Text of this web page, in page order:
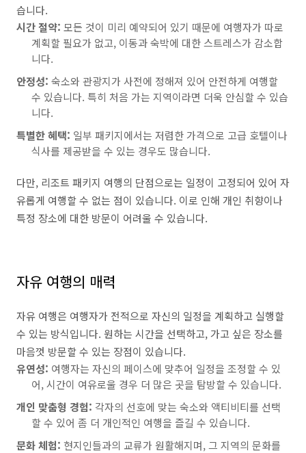
습니다.
시간 절약: 모든 것이 미리 예약되어 있기 때문에 여행자가 따로
계획할 필요가 없고, 이동과 숙박에 대한 스트레스가 감소합
니다.
안정성: 숙소와 관광지가 사전에 정해져 있어 안전하게 여행할
수 있습니다. 특히 처음 가는 지역이라면 더욱 안심할 수 있습
니다.
특별한 혜택: 일부 패키지에서는 저렴한 가격으로 고급 호텔이나
식사를 제공받을 수 있는 경우도 많습니다.
다만, 리조트 패키지 여행의 단점으로는 일정이 고정되어 있어 자
유롭게 여행할 수 없는 점이 있습니다. 이로 인해 개인 취향이나
특정 장소에 대한 방문이 어려울 수 있습니다.
자유 여행의 매력
자유 여행은 여행자가 전적으로 자신의 일정을 계획하고 실행할
수 있는 방식입니다. 원하는 시간을 선택하고, 가고 싶은 장소를
마음껏 방문할 수 있는 장점이 있습니다.
유연성: 여행자는 자신의 페이스에 맞추어 일정을 조정할 수 있
어, 시간이 여유로울 경우 더 많은 곳을 탐방할 수 있습니다.
개인 맞춤형 경험: 각자의 선호에 맞는 숙소와 액티비티를 선택
할 수 있어 좀 더 개인적인 여행을 즐길 수 있습니다.
문화 체험: 현지인들과의 교류가 원활해지며, 그 지역의 문화를